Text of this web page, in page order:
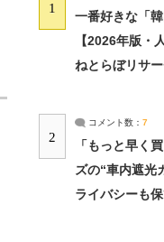
1
一番好きな「
【2026年版・
ねとらぼリサ
2
コメント数： 7
「もっと早く
ズの“車内遮
ライバシーも